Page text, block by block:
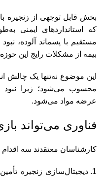
بخش قابل توجهی از زنجیره
که استانداردهای ایمنی
مستقیم با پسماند آلوده،
بیمه از مشکلات رایج این
این موضوع نه‌تنها یک چالش
محسوب می‌شود؛ زیرا نبود
عرضه مواد می‌شود.
فناوری می‌تواند
کارشناسان معتقدند سه اقدام
دیجیتال‌سازی زنجیره